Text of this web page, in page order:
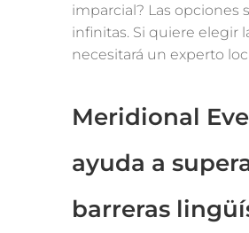
imparcial? Las opciones
infinitas. Si quiere elegir
necesitará un experto
Meridional
ayuda a
barreras